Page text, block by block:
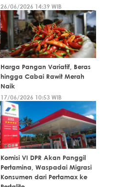
26/06/2026 14:39 WIB
Harga Pangan Variatif, Beras
hingga Cabai Rawit Merah
Naik
17/06/2026 10:53 WIB
Komisi VI DPR Akan Panggil
Pertamina, Waspadai Migrasi
Konsumen dari Pertamax ke